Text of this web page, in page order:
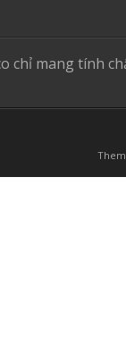
chỉ mang tính